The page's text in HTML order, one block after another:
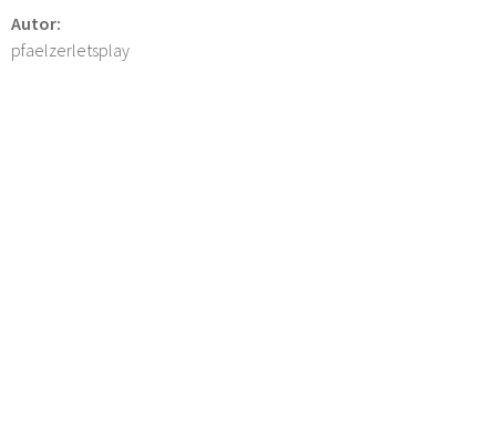
Autor:
pfaelzerletsplay